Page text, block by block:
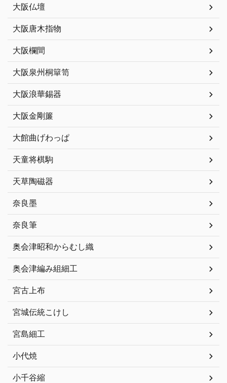
大阪仏壇
大阪唐木指物
大阪欄間
大阪泉州桐簞笥
大阪浪華錫器
大阪金剛簾
大館曲げわっぱ
天童将棋駒
天草陶磁器
奈良墨
奈良筆
奥会津昭和からむし織
奥会津編み組細工
宮古上布
宮城伝統こけし
宮島細工
小代焼
小千谷縮